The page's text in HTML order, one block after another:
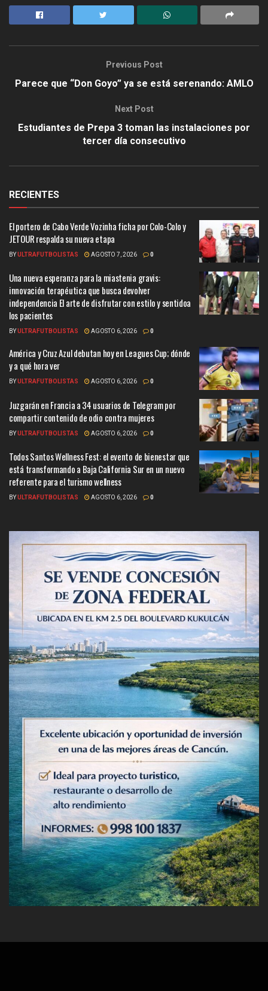
Previous Post
Parece que “Don Goyo” ya se está serenando: AMLO
Next Post
Estudiantes de Prepa 3 toman las instalaciones por
tercer día consecutivo
RECIENTES
El portero de Cabo Verde Vozinha ficha por Colo-Colo y
JETOUR respalda su nueva etapa
BYULTRAFUTBOLISTAS AGOSTO 7, 2026 0
Una nueva esperanza para la miastenia gravis:
innovación terapéutica que busca devolver
independencia El arte de disfrutar con estilo y sentidoa
los pacientes
BYULTRAFUTBOLISTAS AGOSTO 6, 2026 0
América y Cruz Azul debutan hoy en Leagues Cup; dónde
y a qué hora ver
BYULTRAFUTBOLISTAS AGOSTO 6, 2026 0
Juzgarán en Francia a 34 usuarios de Telegram por
compartir contenido de odio contra mujeres
BYULTRAFUTBOLISTAS AGOSTO 6, 2026 0
Todos Santos Wellness Fest: el evento de bienestar que
está transformando a Baja California Sur en un nuevo
referente para el turismo wellness
BYULTRAFUTBOLISTAS AGOSTO 6, 2026 0